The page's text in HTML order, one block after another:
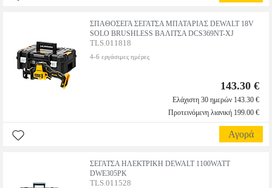
ΣΠΑΘΟΣΕΓΑ ΣΕΓΑΤΣΑ ΜΠΑΤΑΡΙΑΣ DEWALT 18V
SOLO BRUSHLESS ΒΑΛΙΤΣΑ DCS369NT-XJ
TLS.011818
4-6 εργάσιμες ημέρες
143.30 €
Ελάχιστη 30 ημερών 143.30 €
Προτεινόμενη λιανική 199.00 €
Αγορά
ΣΕΓΑΤΣΑ ΗΛΕΚΤΡΙΚΗ DEWALT 1100WATT
DWE305PK
TLS.011528